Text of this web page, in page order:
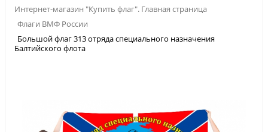
Интернет-магазин "Купить флаг". Главная страница
Флаги ВМФ России
Большой флаг 313 отряда специального назначения
Балтийского флота